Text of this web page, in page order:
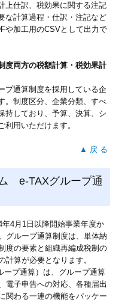
上仕訳、税効果に関する注記
な計算過程・仕訳・注記など
や加工用のCSVとして出力で
度両方の税額計算・税効果計
プ通算制度を採用している企
。制度区分、企業分類、すべ
持しており、予算、決算、シ
利用いただけます。
▲ 戻 る
e-TAXグループ通
4月1日以降開始事業年度か
グループ通算制度は、単体納
度の要素と組織再編成税制の
算が必要となります。
ープ通算）は、グループ通算
電子申告への対応、各種届出
関わる一連の機能をパッケー